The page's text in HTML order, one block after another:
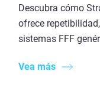
Descubra cómo
ofrece
sistemas FFF
Vea más